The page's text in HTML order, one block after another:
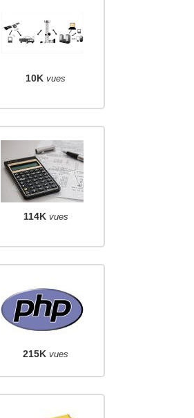
10K vues
114K vues
215K vues